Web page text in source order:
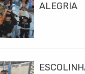
ALEGRIA